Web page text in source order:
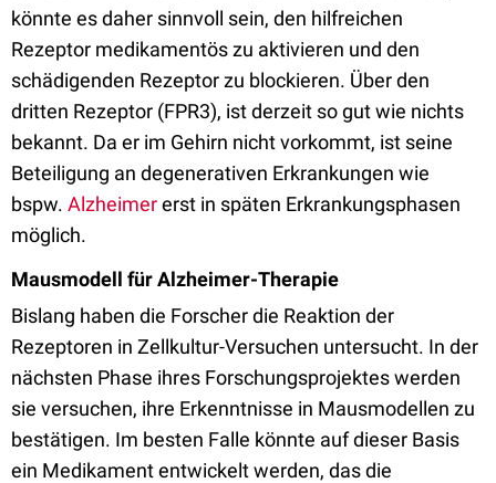
könnte es daher sinnvoll sein, den hilfreichen
Rezeptor medikamentös zu aktivieren und den
schädigenden Rezeptor zu blockieren. Über den
dritten Rezeptor (FPR3), ist derzeit so gut wie nichts
bekannt. Da er im Gehirn nicht vorkommt, ist seine
Beteiligung an degenerativen Erkrankungen wie
bspw. Alzheimererst in späten Erkrankungsphasen
möglich.
Mausmodell für Alzheimer-Therapie
Bislang haben die Forscher die Reaktion der
Rezeptoren in Zellkultur-Versuchen untersucht. In der
nächsten Phase ihres Forschungsprojektes werden
sie versuchen, ihre Erkenntnisse in Mausmodellen zu
bestätigen. Im besten Falle könnte auf dieser Basis
ein Medikament entwickelt werden, das die